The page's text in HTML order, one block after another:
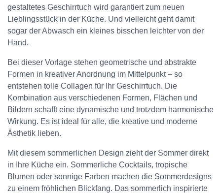
gestaltetes Geschirrtuch wird garantiert zum neuen
Lieblingsstück in der Küche. Und vielleicht geht damit
sogar der Abwasch ein kleines bisschen leichter von der
Hand.
Bei dieser Vorlage stehen geometrische und abstrakte
Formen in kreativer Anordnung im Mittelpunkt – so
entstehen tolle Collagen für Ihr Geschirrtuch. Die
Kombination aus verschiedenen Formen, Flächen und
Bildern schafft eine dynamische und trotzdem harmonische
Wirkung. Es ist ideal für alle, die kreative und moderne
Ästhetik lieben.
Mit diesem sommerlichen Design zieht der Sommer direkt
in Ihre Küche ein. Sommerliche Cocktails, tropische
Blumen oder sonnige Farben machen die Sommerdesigns
zu einem fröhlichen Blickfang. Das sommerlich inspirierte